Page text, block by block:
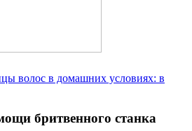
волос в домашних условиях: в
бритвенного станка